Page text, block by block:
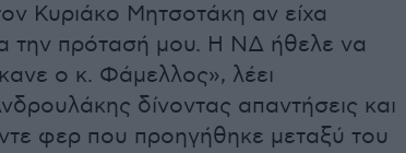
Κυριάκο Μητσοτάκη αν είχα
την πρότασή μου. Η ΝΔ ήθελε να
ο κ. Φάμελλος», λέει
δίνοντας απαντήσεις και
φερ που προηγήθηκε μεταξύ του